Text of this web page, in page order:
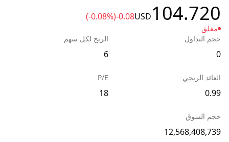
104.720
USD
-0.08
(-0.08%)
مغلق
حجم التداول
0
الربح لكل سهم
6
العائد الربحي
0.99
P/E
18
حجم السوق
12,568,408,739